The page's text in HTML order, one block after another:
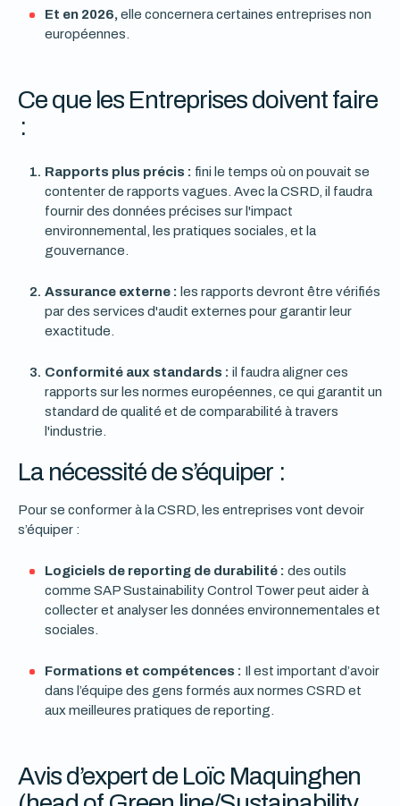
Et en 2026, elle concernera certaines entreprises non
européennes.
Ce que les Entreprises doivent faire
:
Rapports plus précis : fini le temps où on pouvait se
contenter de rapports vagues. Avec la CSRD, il faudra
fournir des données précises sur l'impact
environnemental, les pratiques sociales, et la
gouvernance.
Assurance externe : les rapports devront être vérifiés
par des services d'audit externes pour garantir leur
exactitude.
Conformité aux standards : il faudra aligner ces
rapports sur les normes européennes, ce qui garantit un
standard de qualité et de comparabilité à travers
l'industrie.
La nécessité de s’équiper :
Pour se conformer à la CSRD, les entreprises vont devoir
s’équiper :
Logiciels de reporting de durabilité : des outils
comme SAP Sustainability Control Tower peut aider à
collecter et analyser les données environnementales et
sociales.
Formations et compétences : Il est important d’avoir
dans l’équipe des gens formés aux normes CSRD et
aux meilleures pratiques de reporting.
Avis d’expert de Loïc Maquinghen